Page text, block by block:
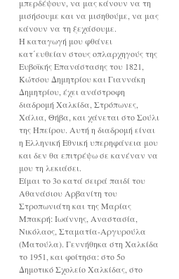
μπερδέψουν, να μας κάνουν να τη
μισήσουμε και να μισηθούμε, να μας
κάνουν να τη ξεχάσουμε.
Η καταγωγή μου φθάνει
κατ΄ευθείαν στους οπλαρχηγούς της
Ευβοϊκής Επανάστασης του 1821,
Κώτσου Δημητρίου και Γιαννάκη
Δημητρίου, έχει ανάστροφη
διαδρομή Χαλκίδα, Στρόπωνες,
Χάλια, Θήβα, και χάνεται στο Σούλι
της Ηπείρου. Αυτή η διαδρομή είναι
η Ελληνική Εθνική υπερηφάνεια μου
και δεν θα επιτρέψω σε κανέναν να
μου τη λεκιάσει.
Είμαι το 3ο κατά σειρά παιδί του
Αθανάσιου Αρβανίτη του
Στροπωνιάτη και της Μαρίας
Μπακρή: Ιωάννης, Αναστασία,
Νικόλαος, Σταματία-Αργυρούλα
(Ματούλα). Γεννήθηκα στη Χαλκίδα
το 1951, και φοίτησα: στο 5ο
Δημοτικό Σχολείο Χαλκίδας, στο